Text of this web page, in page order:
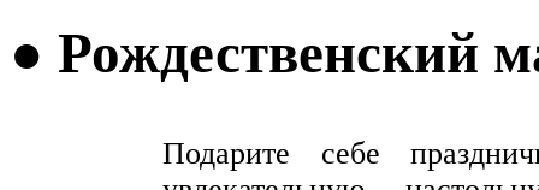
● Рождественский
Подарите себе